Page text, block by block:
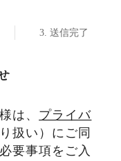
送信完了
は、 プライバ
扱い）にご同
要事項をご入